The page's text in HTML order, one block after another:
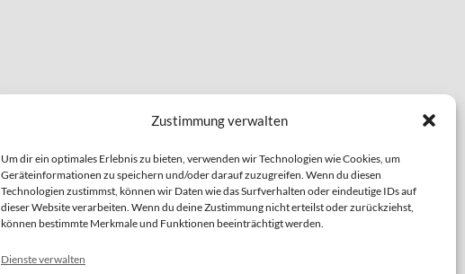
Zustimmung verwalten
Um dir ein optimales Erlebnis zu bieten, verwenden wir Technologien wie Cookies, um
Geräteinformationen zu speichern und/oder darauf zuzugreifen. Wenn du diesen
Technologien zustimmst, können wir Daten wie das Surfverhalten oder eindeutige IDs auf
dieser Website verarbeiten. Wenn du deine Zustimmung nicht erteilst oder zurückziehst,
können bestimmte Merkmale und Funktionen beeinträchtigt werden.
Dienste verwalten